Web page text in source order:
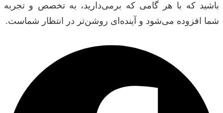
باشید که با هر گامی که برمی‌دارید، به تخصص و تجربه
شما افزوده می‌شود و آینده‌ای روشن‌تر در انتظار شماست.